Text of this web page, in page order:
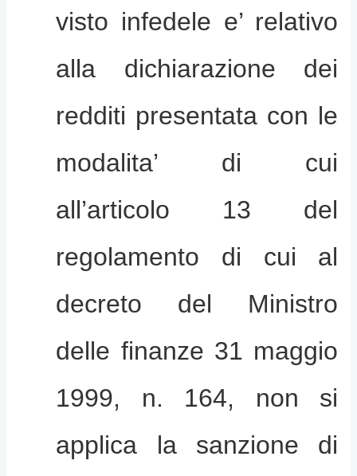
visto infedele e’ relativo
alla dichiarazione dei
redditi presentata con le
modalita’ di cui
all’articolo 13 del
regolamento di cui al
decreto del Ministro
delle finanze 31 maggio
1999, n. 164, non si
applica la sanzione di